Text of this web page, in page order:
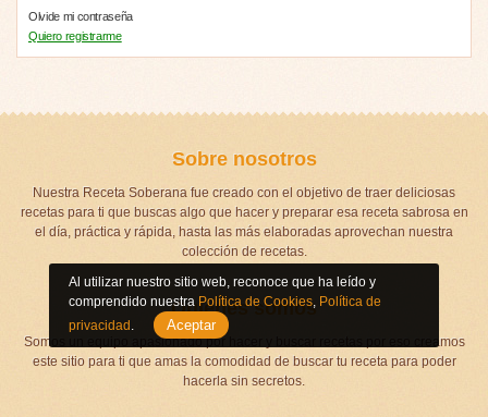
Olvide mi contraseña
Quiero registrarme
Sobre nosotros
Nuestra Receta Soberana fue creado con el objetivo de traer deliciosas
recetas para ti que buscas algo que hacer y preparar esa receta sabrosa en
el día, práctica y rápida, hasta las más elaboradas aprovechan nuestra
colección de recetas.
Quienes somos
Somos un equipo apasionado por hacer y buscar recetas por eso creamos
este sitio para ti que amas la comodidad de buscar tu receta para poder
hacerla sin secretos.
Al utilizar nuestro sitio web, reconoce que ha leído y
comprendido nuestra Política de Cookies, Política de
privacidad . Aceptar